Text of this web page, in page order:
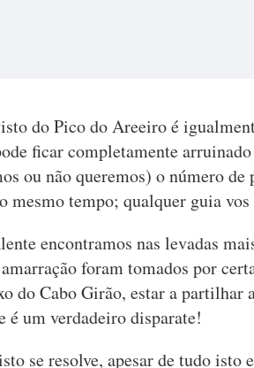
do Pico do Areeiro é
ficar completamente
ou não queremos) o número de
mesmo tempo; qualquer guia
encontramos nas levadas
foram tomados por
do Cabo Girão, estar a partilhar
é um verdadeiro disparate!
se resolve, apesar de tudo isto